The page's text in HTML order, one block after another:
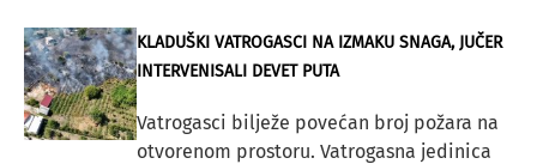
KLADUŠKI VATROGASCI NA IZMAKU SNAGA, JUČER
INTERVENISALI DEVET PUTA
Vatrogasci bilježe povećan broj požara na
otvorenom prostoru. Vatrogasna jedinica